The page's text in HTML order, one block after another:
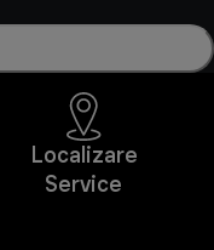
Localizare
Service